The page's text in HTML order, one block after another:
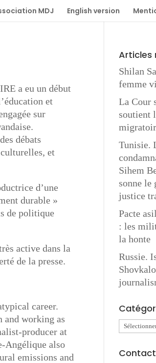
MDJ English version
a eu un début
et
sur
débats
et
d’une
durable »
de politique
active dans la
de la presse.
career.
and working as
producer at
Angélique also
emissions and
Articles
Shilan
femme
La Cour
soutient
Tunisie.
Sihem
sonne le
justice
Pacte
: les
la honte
Russie.